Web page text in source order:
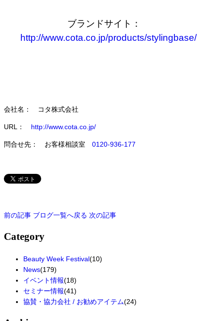
ブランドサイト：
http://www.cota.co.jp/products/stylingbase/
会社名： コタ株式会社
URL： http://www.cota.co.jp/
問合せ先： お客様相談室 0120-936-177
前の記事 ブログ一覧へ戻る 次の記事
Category
Beauty Week Festival(10)
News(179)
イベント情報(18)
セミナー情報(41)
協賛・協力会社 / お勧めアイテム(24)